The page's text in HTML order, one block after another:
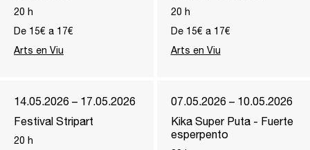
20 h
De 15€ a 17€
Arts en Viu
20 h
De 15€ a 17€
Arts en Viu
14.05.2026 – 17.05.2026
Festival Stripart
20 h
07.05.2026 – 10.05.2026
Kika Super Puta - Fuerte
esperpento